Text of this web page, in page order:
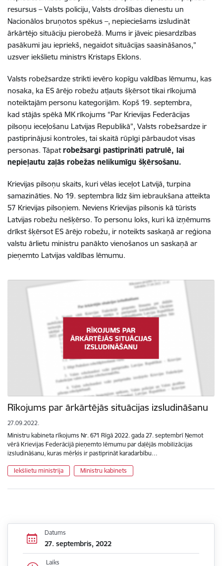
resursus – Valsts policiju, Valsts drošības dienestu un
Nacionālos bruņotos spēkus –, nepieciešams izsludināt
ārkārtējo situāciju pierobežā. Mums ir jāveic piesardzības
pasākumi jau iepriekš, negaidot situācijas saasināšanos,”
uzsver iekšlietu ministrs Kristaps Eklons.
Valsts robežsardze strikti ievēro kopīgu valdības lēmumu, kas
nosaka, ka ES ārējo robežu atļauts šķērsot tikai rīkojumā
noteiktajām personu kategorijām. Kopš 19. septembra,
kad stājās spēkā MK rīkojums “Par Krievijas Federācijas
pilsoņu ieceļošanu Latvijas Republikā”, Valsts robežsardze ir
pastiprinājusi kontroles, tai skaitā rūpīgi pārbaudot visas
personas. Tāpatrobežsargi pastiprināti patrulē, lai
nepieļautu zaļās robežas nelikumīgu šķērsošanu.
Krievijas pilsoņu skaits, kuri vēlas ieceļot Latvijā, turpina
samazināties. No 19. septembra līdz šim iebraukšana atteikta
57 Krievijas pilsoņiem. Neviens Krievijas pilsonis kā tūrists
Latvijas robežu nešķērso. To personu loks, kuri kā izņēmums
drīkst šķērsot ES ārējo robežu, ir noteikts saskaņā ar reģiona
valstu ārlietu ministru panākto vienošanos un saskaņā ar
pieņemto Latvijas valdības lēmumu.
Rīkojums par ārkārtējās situācijas izsludināšanu
27.09.2022.
Ministru kabineta rīkojums Nr. 671 Rīgā 2022. gada 27. septembrī Ņemot
vērā Krievijas Federācijā pieņemto lēmumu par daļējās mobilizācijas
izsludināšanu, kuras mērķis ir pastiprināt karadarbību…
Iekšlietu ministrija Ministru kabinets
Datums
27. septembris, 2022
Laiks